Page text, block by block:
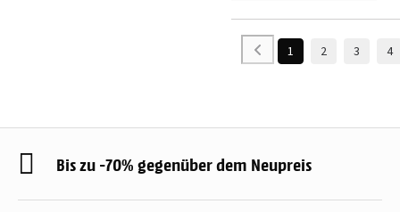
1 2 3 4
Bis zu -70% gegenüber dem Neupreis